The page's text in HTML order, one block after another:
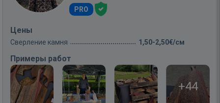
PRO
Цены
Сверление камня 1,50-2,50€/см
Примеры работ
+44